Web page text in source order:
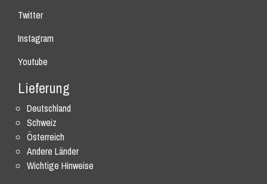
Twitter
Instagram
Youtube
Lieferung
Deutschland
Schweiz
Österreich
Andere Länder
Wichtige Hinweise